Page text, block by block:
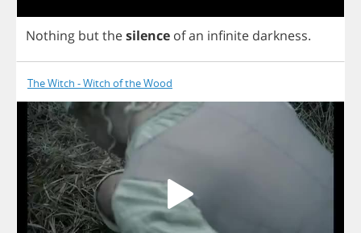
Nothing butthesilence ofan infinite darkness.
The Witch - Witch of the Wood